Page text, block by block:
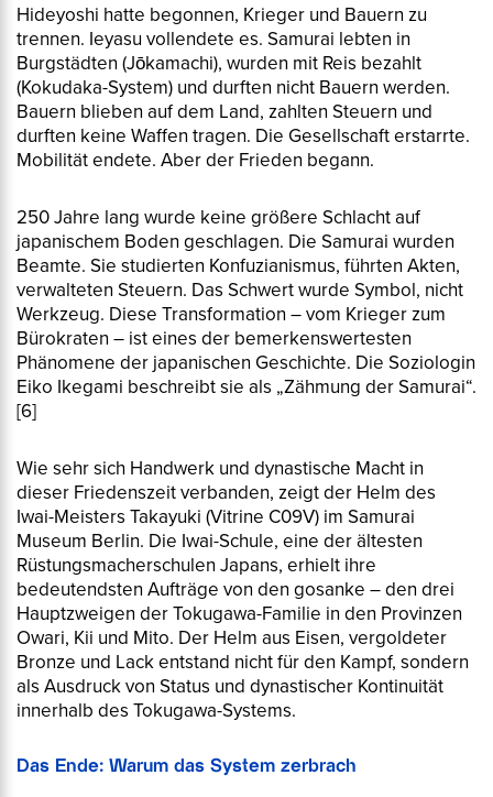
Hideyoshi hatte begonnen, Krieger und Bauern zu
trennen. Ieyasu vollendete es. Samurai lebten in
Burgstädten (Jōkamachi), wurden mit Reis bezahlt
(Kokudaka-System) und durften nicht Bauern werden.
Bauern blieben auf dem Land, zahlten Steuern und
durften keine Waffen tragen. Die Gesellschaft erstarrte.
Mobilität endete. Aber der Frieden begann.
250 Jahre lang wurde keine größere Schlacht auf
japanischem Boden geschlagen. Die Samurai wurden
Beamte. Sie studierten Konfuzianismus, führten Akten,
verwalteten Steuern. Das Schwert wurde Symbol, nicht
Werkzeug. Diese Transformation – vom Krieger zum
Bürokraten – ist eines der bemerkenswertesten
Phänomene der japanischen Geschichte. Die Soziologin
Eiko Ikegami beschreibt sie als „Zähmung der Samurai“.
[6]
Wie sehr sich Handwerk und dynastische Macht in
dieser Friedenszeit verbanden, zeigt der Helm des
Iwai-Meisters Takayuki (Vitrine C09V) im Samurai
Museum Berlin. Die Iwai-Schule, eine der ältesten
Rüstungsmacherschulen Japans, erhielt ihre
bedeutendsten Aufträge von den gosanke – den drei
Hauptzweigen der Tokugawa-Familie in den Provinzen
Owari, Kii und Mito. Der Helm aus Eisen, vergoldeter
Bronze und Lack entstand nicht für den Kampf, sondern
als Ausdruck von Status und dynastischer Kontinuität
innerhalb des Tokugawa-Systems.
Das Ende: Warum das System zerbrach